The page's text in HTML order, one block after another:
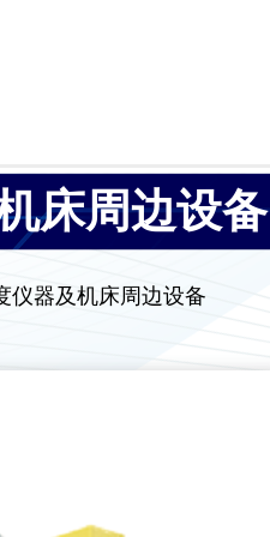
床周边设备
仪器及机床周边设备